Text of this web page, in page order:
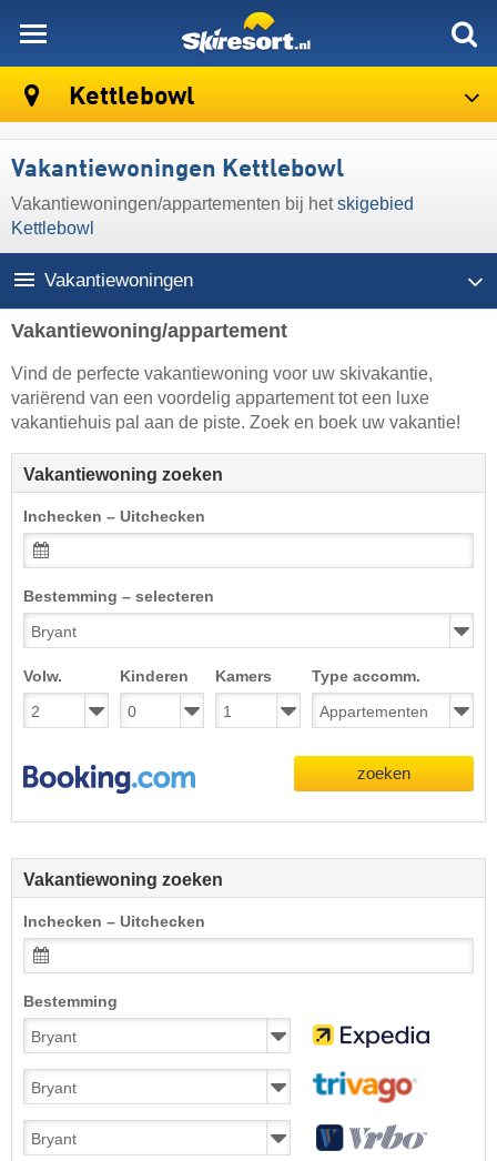
Kettlebowl
Vakantiewoningen Kettlebowl
Vakantiewoningen/appartementen bij hetskigebied
Kettlebowl
Vakantiewoningen
Vakantiewoning/appartement
Vind de perfecte vakantiewoning voor uw skivakantie,
variërend van een voordelig appartement tot een luxe
vakantiehuis pal aan de piste. Zoek en boek uw vakantie!
Vakantiewoning zoeken
Inchecken – Uitchecken
Bestemming – selecteren
Volw. Kinderen Kamers Type accomm.
zoeken
Vakantiewoning zoeken
Inchecken – Uitchecken
Bestemming